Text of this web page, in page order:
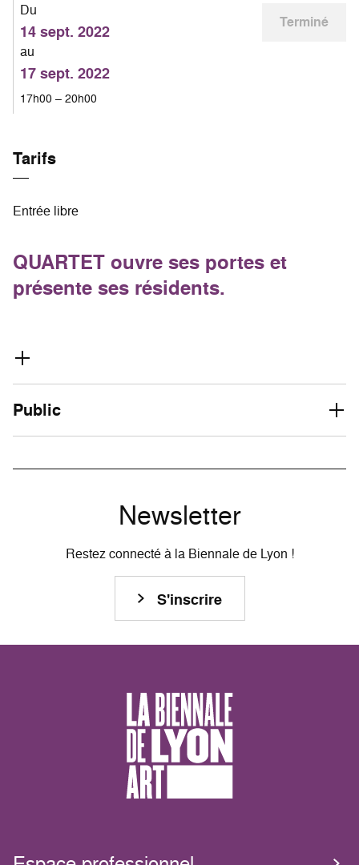
Du
14 sept. 2022
au
17 sept. 2022
17h00 – 20h00
Terminé
Tarifs
Entrée libre
QUARTET ouvre ses portes et
présente ses résidents.
Public
Newsletter
Restez connecté à la Biennale de Lyon !
S'inscrire